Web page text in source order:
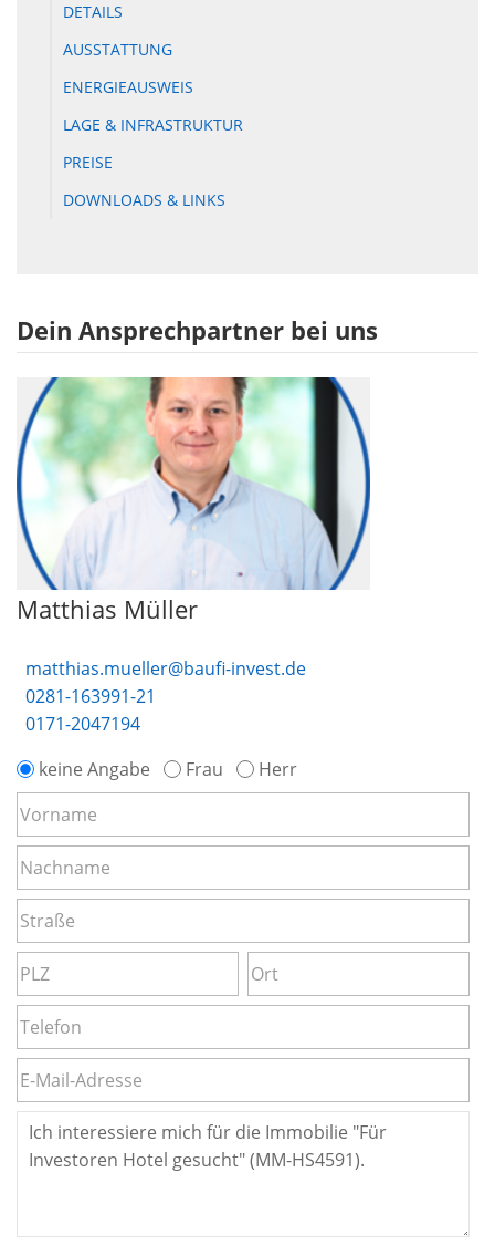
DETAILS
AUSSTATTUNG
ENERGIEAUSWEIS
LAGE & INFRASTRUKTUR
PREISE
DOWNLOADS & LINKS
Dein Ansprechpartner bei uns
Matthias Müller
matthias.mueller@baufi-invest.de
0281-163991-21
0171-2047194
keine Angabe
Frau Herr